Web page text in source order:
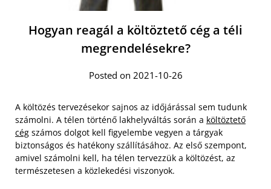
Hogyan reagál a költöztető cég a téli
megrendelésekre?
Posted on 2021-10-26
A költözés tervezésekor sajnos az időjárással sem tudunk
számolni. A télen történő lakhelyváltás során a költöztető
cég számos dolgot kell figyelembe vegyen a tárgyak
biztonságos és hatékony szállításához. Az első szempont,
amivel számolni kell, ha télen tervezzük a költözést, az
természetesen a közlekedési viszonyok.